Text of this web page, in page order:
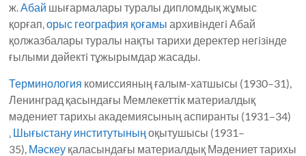
ж.Абай шығармалары туралы дипломдық жұмыс
қорғап‚орыс география қоғамы архивiндегi Абай
қолжазбалары туралы нақты тарихи деректер негiзiнде
ғылыми дәйектi тұжырымдар жасады.
Терминология комиссияның ғалым-хатшысы (1930–31),
Ленинград қасындағы Мемлекеттік материалдық
мәдениет тарихы академиясының аспиранты (1931–34)
‚ Шығыстану институтының оқытушысы (1931–
35), Мәскеу қаласындағы материалдық Мәдениет тарихы